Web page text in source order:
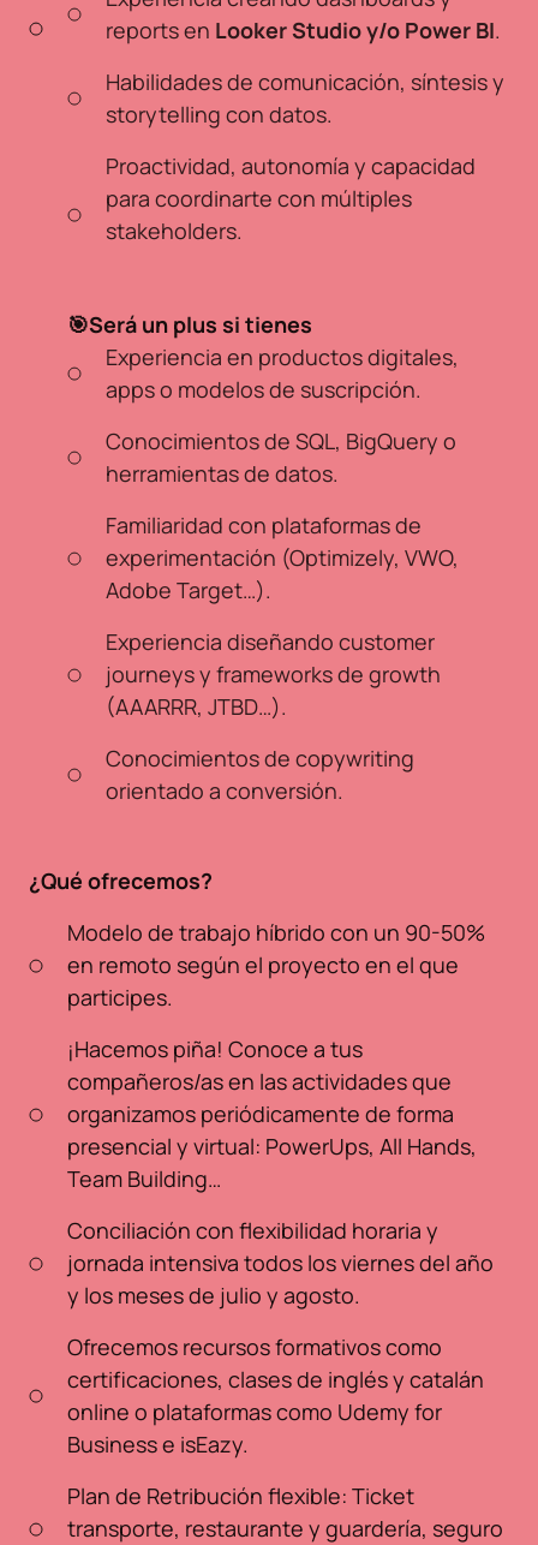
reports en Looker Studio y/o Power BI.
Habilidades de comunicación, síntesis y
storytelling con datos.
Proactividad, autonomía y capacidad
para coordinarte con múltiples
stakeholders.
🎯Será un plus si tienes
Experiencia en productos digitales,
apps o modelos de suscripción.
Conocimientos de SQL, BigQuery o
herramientas de datos.
Familiaridad con plataformas de
experimentación (Optimizely, VWO,
Adobe Target…).
Experiencia diseñando customer
journeys y frameworks de growth
(AAARRR, JTBD…).
Conocimientos de copywriting
orientado a conversión.
¿Qué ofrecemos?
Modelo de trabajo híbrido con un 90-50%
en remoto según el proyecto en el que
participes.
¡Hacemos piña! Conoce a tus
compañeros/as en las actividades que
organizamos periódicamente de forma
presencial y virtual: PowerUps, All Hands,
Team Building…
Conciliación con flexibilidad horaria y
jornada intensiva todos los viernes del año
y los meses de julio y agosto.
Ofrecemos recursos formativos como
certificaciones, clases de inglés y catalán
online o plataformas como Udemy for
Business e isEazy.
Plan de Retribución flexible: Ticket
transporte, restaurante y guardería, seguro